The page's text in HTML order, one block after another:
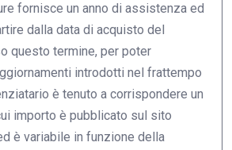
fornisce un anno di assistenza ed
dalla data di acquisto del
questo termine, per poter
introdotti nel frattempo
è tenuto a corrispondere un
importo è pubblicato sul sito
è variabile in funzione della